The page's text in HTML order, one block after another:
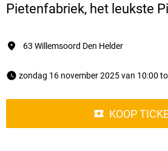
Pietenfabriek, het leukste
63 Willemsoord Den Helder
zondag 16 november 2025 van 10:00
KOOP